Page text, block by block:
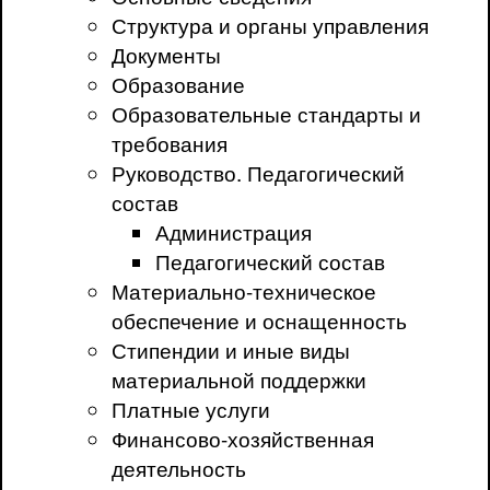
Структура и органы управления
Документы
Образование
Образовательные стандарты и
требования
Руководство. Педагогический
состав
Администрация
Педагогический состав
Материально-техническое
обеспечение и оснащенность
Стипендии и иные виды
материальной поддержки
Платные услуги
Финансово-хозяйственная
деятельность